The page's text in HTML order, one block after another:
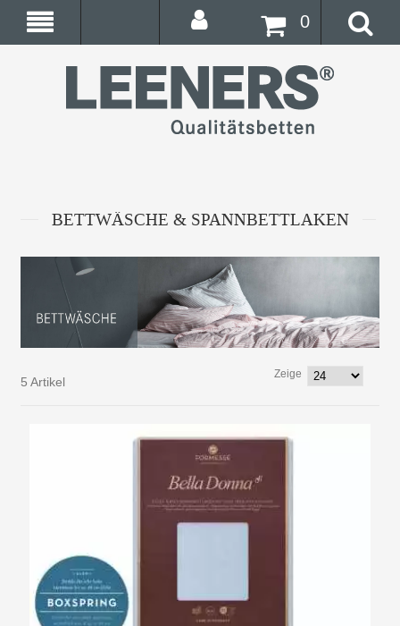
0
BETTWÄSCHE & SPANNBETTLAKEN
5 Artikel
Zeige